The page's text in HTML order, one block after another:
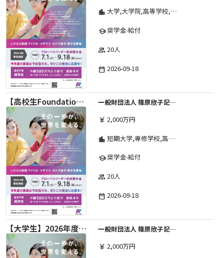
location_city 大学,大学院,高等学校,その他,高等専門学校,専修学校,短期大学
school奨学金-給付
group 20人
date_range 2026-09-18
【高校生Foundation Course 】2026年度 しのはら財団 アメリカ・イギリス・カナダ英語留学奨学金
一般財団法人 篠原欣子記念財団 (海外留学奨学金グループ)
currency_yen 2,000万円
location_city 短期大学,専修学校,高等専門学校,その他,高等学校,大学院,大学
school奨学金-給付
group 20人
date_range 2026-09-18
【大学生】2026年度 しのはら財団 アメリカ・イギリス・カナダ英語留学奨学金
一般財団法人 篠原欣子記念財団 (海外留学奨学金グループ)
currency_yen 2,000万円